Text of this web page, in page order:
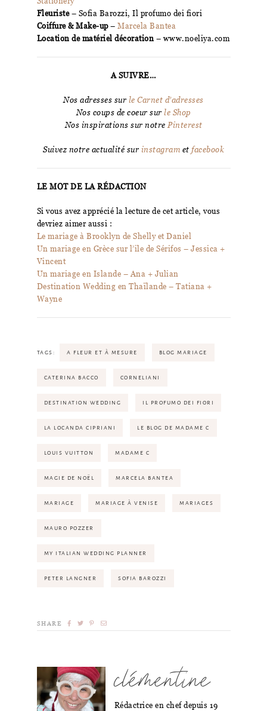
Fleuriste– Sofia Barozzi, Il profumo dei fiori
Coiffure & Make-up– Marcela Bantea
Location de matériel décoration – www.noeliya.com
A SUIVRE…
Nos adresses sur le Carnet d’adresses
Nos coups de coeur sur le Shop
Nos inspirations sur notre Pinterest
Suivez notre actualité sur instagram et facebook
LE MOT DE LA RÉDACTION
Si vous avez apprécié la lecture de cet article, vous
devriez aimer aussi :
Le mariage à Brooklyn de Shelly et Daniel
Un mariage en Grèce sur l’île de Sérifos – Jessica +
Vincent
Un mariage en Islande – Ana + Julian
Destination Wedding en Thaïlande – Tatiana +
Wayne
TAGS: A FLEUR ET À MESURE BLOG MARIAGE
CATERINA BACCO CORNELIANI
DESTINATION WEDDING IL PROFUMO DEI FIORI
LA LOCANDA CIPRIANI LE BLOG DE MADAME C
LOUIS VUITTON MADAME C
MAGIE DE NOËL MARCELA BANTEA
MARIAGE MARIAGE À VENISE MARIAGES
MAURO POZZER
MY ITALIAN WEDDING PLANNER
PETER LANGNER SOFIA BAROZZI
SHARE
clémentine
Rédactrice en chef depuis 19